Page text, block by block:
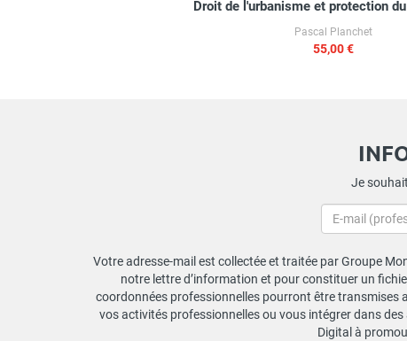
Droit de l'urbanisme et protection
Pascal Planchet
55,00 €
Je
Votre adresse-mail est collectée et traitée par Groupe
notre lettre d’information et pour constituer un
coordonnées professionnelles pourront être transmises
vos activités professionnelles ou vous intégrer dans
Digital à